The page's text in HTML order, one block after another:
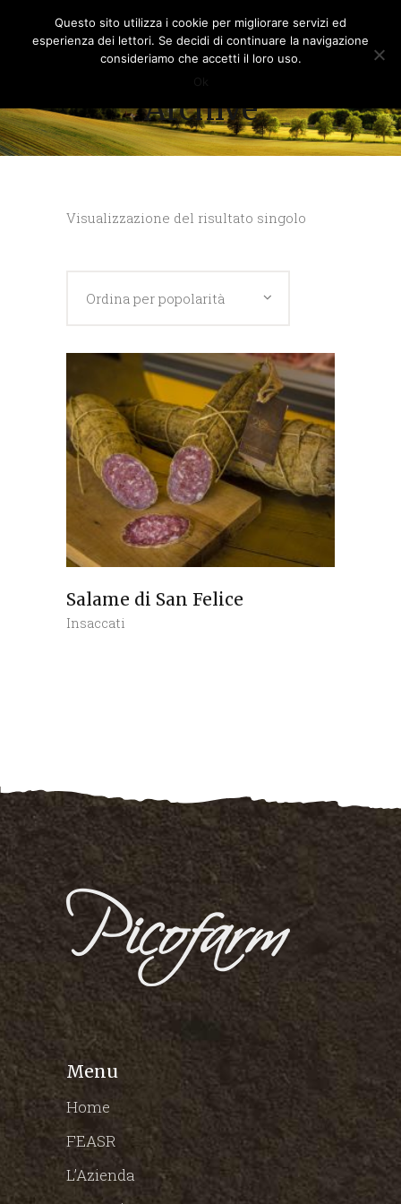
Archive
Visualizzazione del risultato singolo
Ordina per popolarità
Salame di San Felice
Insaccati
Menu
Home
FEASR
L’Azienda
Questo sito utilizza i cookie per migliorare servizi ed
esperienza dei lettori. Se decidi di continuare la navigazione
consideriamo che accetti il loro uso.